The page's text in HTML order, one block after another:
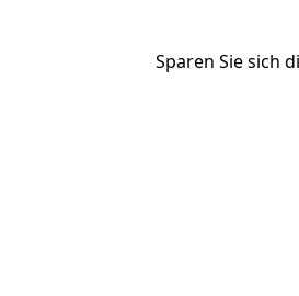
Sparen Sie sich